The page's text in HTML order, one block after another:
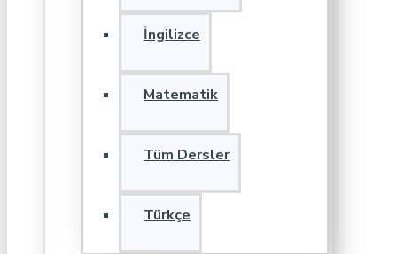
İngilizce
Matematik
Tüm Dersler
Türkçe